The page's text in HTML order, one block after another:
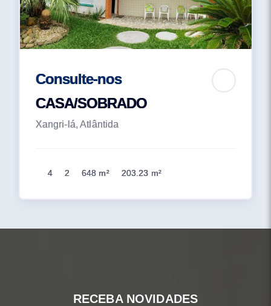
Consulte-nos
CASA/SOBRADO
Xangri-lá, Atlântida
4 2 648 m² 203.23 m²
RECEBA NOVIDADES